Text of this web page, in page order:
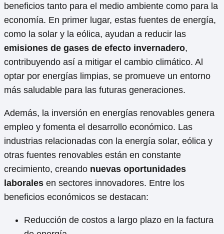
beneficios tanto para el medio ambiente como para la
economía. En primer lugar, estas fuentes de energía,
como la solar y la eólica, ayudan a reducir las
emisiones de gases de efecto invernadero,
contribuyendo así a mitigar el cambio climático. Al
optar por energías limpias, se promueve un entorno
más saludable para las futuras generaciones.
Además, la inversión en energías renovables genera
empleo y fomenta el desarrollo económico. Las
industrias relacionadas con la energía solar, eólica y
otras fuentes renovables están en constante
crecimiento, creando nuevas oportunidades
laborales en sectores innovadores. Entre los
beneficios económicos se destacan:
Reducción de costos a largo plazo en la factura